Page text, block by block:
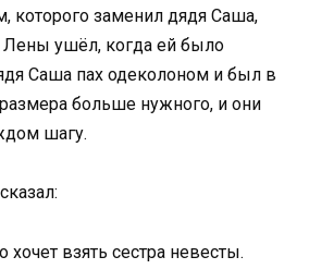
которого заменил дядя Саша,
Лены ушёл, когда ей было
Саша пах одеколоном и был в
больше нужного, и они
шагу.
хочет взять сестра невесты.